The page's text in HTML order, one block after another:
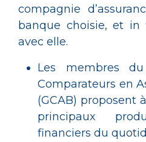
compagnie
banque choisie, et in
avec elle.
Les membres
Comparateurs en
(GCAB) proposent
principaux
financiers du